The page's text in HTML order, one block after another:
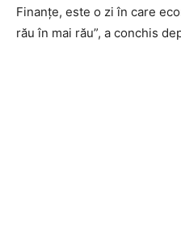
Finanțe, este o zi în care
rău în mai rău”, a conchis